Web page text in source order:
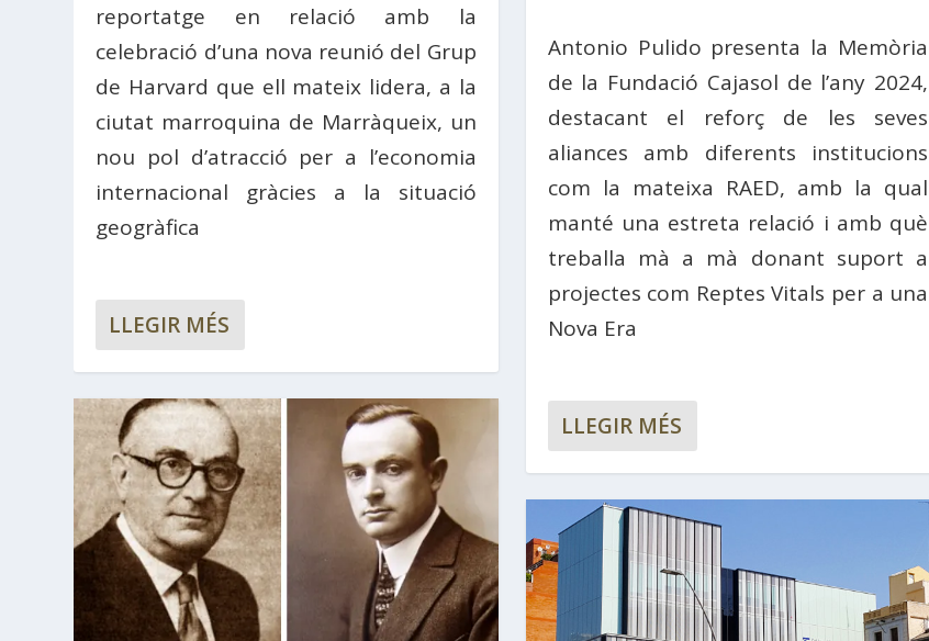
reportatge en relació amb la
celebració d’una nova reunió del Grup
de Harvard que ell mateix lidera, a la
ciutat marroquina de Marràqueix, un
nou pol d’atracció per a l’economia
internacional gràcies a la situació
geogràfica
LLEGIR MÉS
Antonio Pulido presenta la Memòria
de la Fundació Cajasol de l’any 2024,
destacant el reforç de les seves
aliances amb diferents institucions
com la mateixa RAED, amb la qual
manté una estreta relació i amb què
treballa mà a mà donant suport a
projectes com Reptes Vitals per a una
Nova Era
LLEGIR MÉS